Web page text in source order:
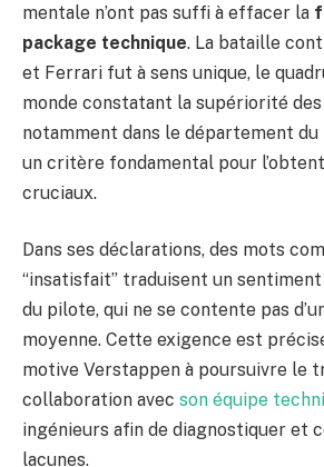
mentale n’ont pas suffi à effacer la
package technique. La bataille
et Ferrari fut à sens unique, le
monde constatant la supériorité
notamment dans le département
un critère fondamental pour
cruciaux.
Dans ses déclarations, des mots
“insatisfait” traduisent un
du pilote, qui ne se contente pas
moyenne. Cette exigence est
motive Verstappen à poursuivre le
collaboration avec son équipe
ingénieurs afin de diagnostiquer et
lacunes.